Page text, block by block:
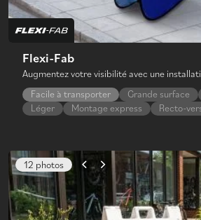
Flexi-Fab
Augmentez votre visibilité avec une
Facile à transporter
Grande surface
Léger
Montage express Recto-
12 photos